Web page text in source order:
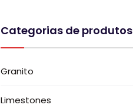
Categorias de produtos
Granito
Limestones